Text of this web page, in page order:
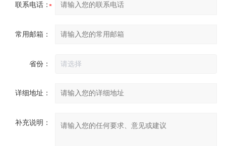
联系电话：
常用邮箱：
省份：
详细地址：
补充说明：